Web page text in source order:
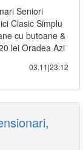
Seniori
Clasic Simplu
cu butoane &
lei Oradea Azi
03.11|23:12